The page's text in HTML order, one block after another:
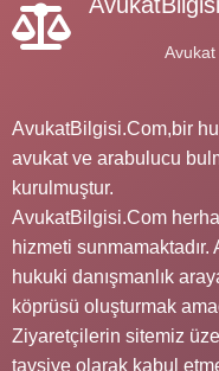
AvukatBilgisi.Com,bir
avukat ve arabulucu
kurulmuştur.
AvukatBilgisi.Com
hizmeti sunmamaktadır.
hukuki danışmanlık
köprüsü oluşturmak
Ziyaretçilerin sitemiz
tavsiye olarak kabul